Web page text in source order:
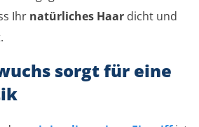
Ihr natürliches Haar dicht und
sorgt für eine